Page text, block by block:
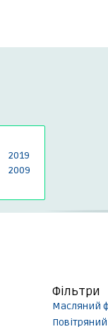
2019
2009
Фільтри
Масляний